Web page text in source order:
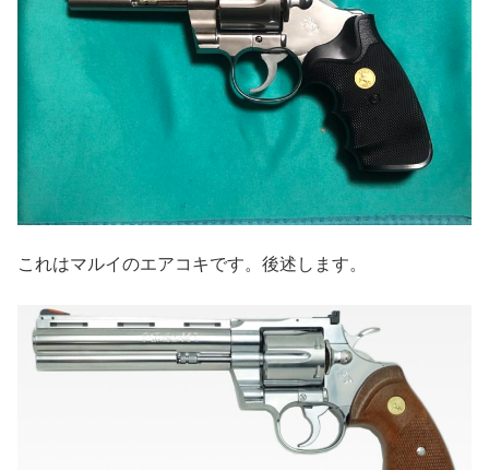
これはマルイのエアコキです。後述します。